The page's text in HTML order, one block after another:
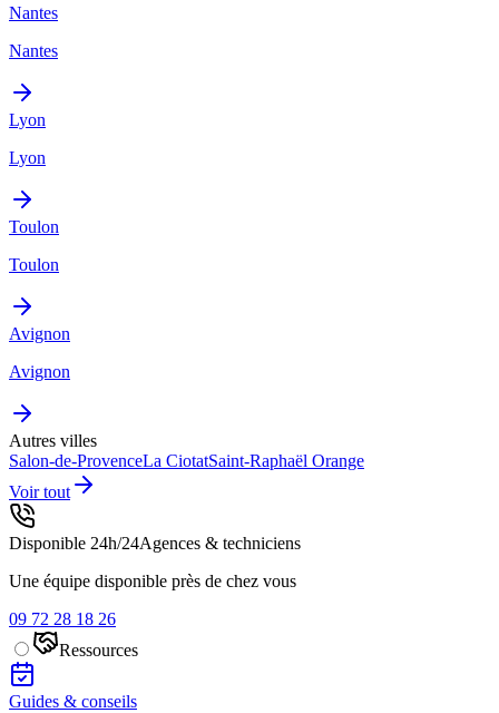
Nantes
Nantes
Lyon
Lyon
Toulon
Toulon
Avignon
Avignon
Autres villes
Salon-de-ProvenceLa CiotatSaint-Raphaël Orange
Voir tout
Disponible 24h/24Agences & techniciens
Une équipe disponible près de chez vous
09 72 28 18 26
Ressources
Guides & conseils